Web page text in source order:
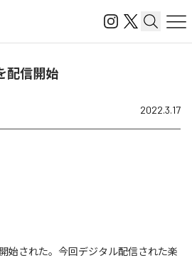
配信開始
2022.3.17
始された。今回デジタル配信された楽